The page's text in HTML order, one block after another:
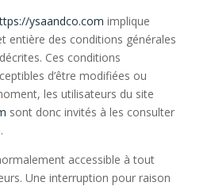
ysaandco.com implique
entière des conditions générales
Ces conditions
d’être modifiées ou
les utilisateurs du site
sont donc invités à les consulter
accessible à tout
Une interruption pour raison